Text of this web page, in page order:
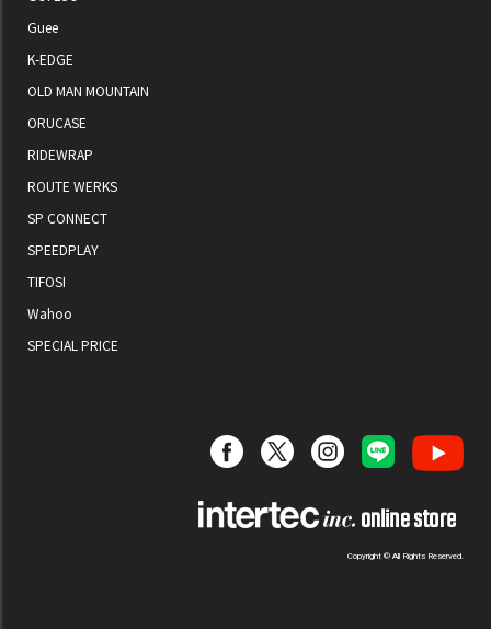
Guee
K-EDGE
OLD MAN MOUNTAIN
ORUCASE
RIDEWRAP
ROUTE WERKS
SP CONNECT
SPEEDPLAY
TIFOSI
Wahoo
SPECIAL PRICE
Copyright © All Rights Reserved.